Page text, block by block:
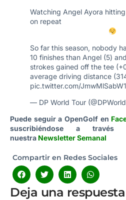
Watching Angel Ayora
on repeat
So far this season, nobody
10 finishes than Angel (5)
strokes gained off the tee
average driving distance
pic.twitter.com/JmwMlSabW1
— DP World Tour
Puede seguir a OpenGolf en
suscribiéndose a
nuestra Newsletter Semanal
Compartir en Redes Sociales
Deja una respuesta